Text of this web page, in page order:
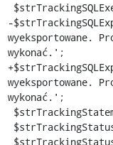
-
wyeksportowane.
wykonać.';
wyeksportowane.
wykonać.';